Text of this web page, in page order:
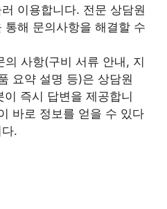
이용합니다. 전문 상담원
통해 문의사항을 해결할 수
의 사항(구비 서류 안내, 지
요약 설명 등)은 상담원
즉시 답변을 제공합니
바로 정보를 얻을 수 있다
.